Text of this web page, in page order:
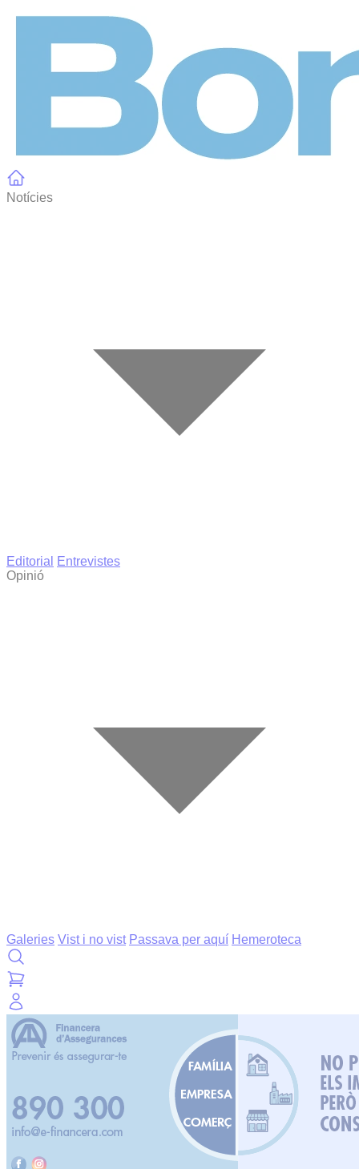
Notícies
Editorial
Entrevistes
Opinió
Galeries Vist i no vist Passava per aquí Hemeroteca